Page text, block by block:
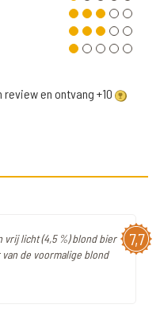
review en ontvang +10
7,7
vrij licht (4,5 %) blond bier
de voormalige blond